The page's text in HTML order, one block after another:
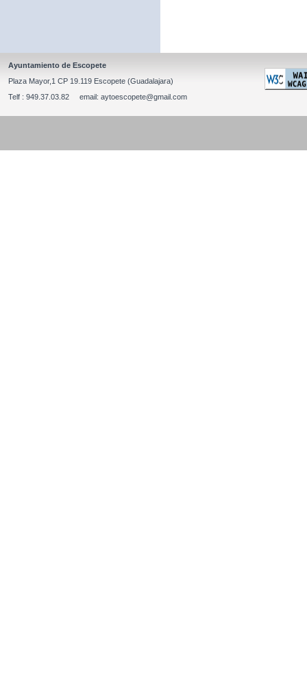
Ayuntamiento de Escopete
Plaza Mayor,1 CP 19.119 Escopete (Guadalajara)
Telf : 949.37.03.82 email: aytoescopete@gmail.com